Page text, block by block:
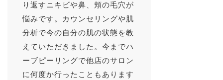
り返すニキビや鼻、頬の毛穴が
悩みです。カウンセリングや肌
分析で今の自分の肌の状態を教
えていただきました。今までハ
ーブピーリングで他店のサロン
に何度か行ったこともあります